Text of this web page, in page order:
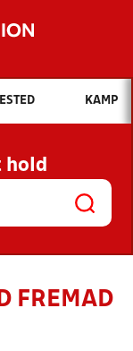
vil du søge efter?
NYHEDER
OG
KAMP
hold
FREMAD